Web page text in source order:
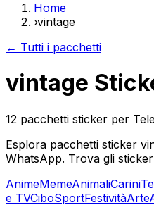
Home
›vintage
← Tutti i pacchetti
vintage
12 pacchetti sticker per
Esplora pacchetti sticker
WhatsApp. Trova gli
AnimeMemeAnimaliCarini
e TVCiboSportFestivitàArte